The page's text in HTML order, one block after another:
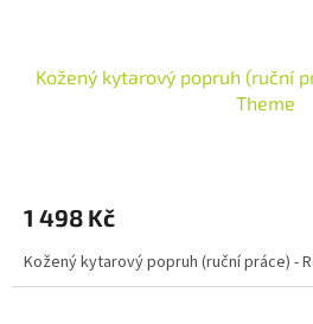
Kožený kytarový popruh (ruční
Theme
1 498 Kč
Kožený kytarový popruh (ruční práce) -